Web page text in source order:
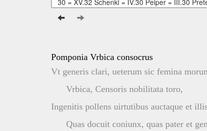
Pomponia Vrbica consocrus
Vt generis clari, ueterum sic femina
Vrbica, Censoris nobilitata toro,
Ingenitis pollens uirtutibus auctaque et
Quas docuit coniunx, quas pater et